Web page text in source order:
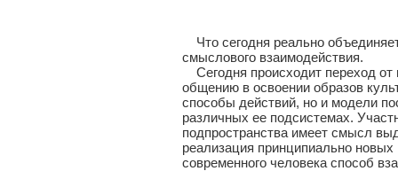
Что сегодня реально
смыслового взаимодействия.
Сегодня происходит переход от
общению в освоении образов
способы действий, но и модели
различных ее подсистемах.
подпространства имеет смысл
реализация принципиально
современного человека способ